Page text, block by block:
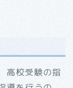
高校受験の指